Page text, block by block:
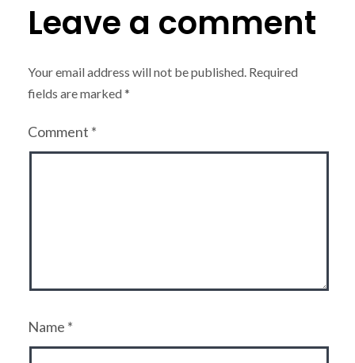
Leave a comment
Your email address will not be published. Required
fields are marked*
Comment *
Name *